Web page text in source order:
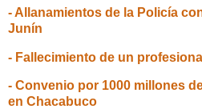
- Allanamientos de la Policía
Junín
- Fallecimiento de un
- Convenio por 1000 millones
en Chacabuco